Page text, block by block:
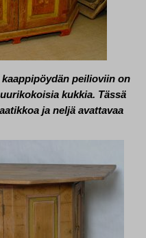
peilioviin on
kukkia. Tässä
ja neljä avattavaa